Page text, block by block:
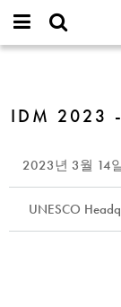
IMAGINARY
open
username
*밀
-
Online
IDM 2023
2023년 3월 14
UNESCO